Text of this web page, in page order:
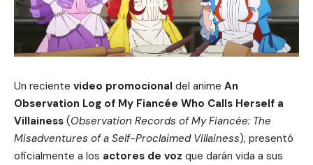
Un reciente video promocional del anime An
Observation Log of My Fiancée Who Calls Herself a
Villainess (Observation Records of My Fiancée: The
Misadventures of a Self-Proclaimed Villainess), presentó
oficialmente a los actores de voz que darán vida a sus